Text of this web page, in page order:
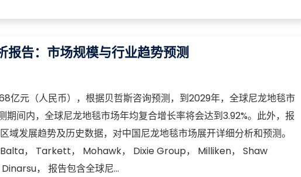
报告：市场规模与行业趋势预测
亿元（人民币），根据贝哲斯咨询预测，到2029年，全球尼龙地毯市
间内，全球尼龙地毯市场年均复合增长率将会达到3.92%。此外，报
域发展趋势及历史数据，对中国尼龙地毯市场展开详细分析和预测。
Balta， Tarkett， Mohawk， Dixie Group， Milliken， Shaw
， 报告包含全球尼...